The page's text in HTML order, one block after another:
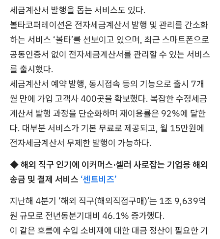
세금계산서 발행을 돕는 서비스도 있다.
볼타코퍼레이션은 전자세금계산서 발행 및 관리를 간소화
하는 서비스 ‘볼타’를 선보이고 있으며, 최근 스마트폰으로
공동인증서 없이 전자세금계산서를 관리할 수 있는 서비스
를 출시했다.
세금계산서 예약 발행, 동시접속 등의 기능으로 출시 7개
월 만에 가입 고객사 400곳을 확보했다. 복잡한 수정세금
계산서 발행 과정을 단순화하며 재이용률은 92%에 달한
다. 대부분 서비스가 기본 무료로 제공되고, 월 15만원에
전자세금계산서 무제한 발행이 가능하다.
◆ 해외 직구 인기에 이커머스·셀러 사로잡는 기업용 해외
송금 및 결제 서비스 ‘센트비즈’
지난해 4분기 ‘해외 직구(해외직접구매)’는 1조 9,639억
원 규모로 전년동분기대비 46.1% 증가했다.
이 같은 흐름에 수입 소비재에 대한 대금 정산이 필요한 기